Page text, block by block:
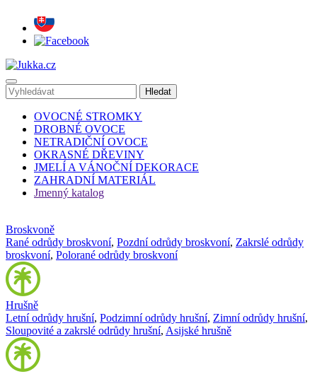
OVOCNÉ STROMKY
DROBNÉ OVOCE
NETRADIČNÍ OVOCE
OKRASNÉ DŘEVINY
JMELÍ A VÁNOČNÍ DEKORACE
ZAHRADNÍ MATERIÁL
Jmenný katalog
Broskvoně
Rané odrůdy broskvoní, Pozdní odrůdy broskvoní, Zakrslé odrůdy
broskvoní, Polorané odrůdy broskvoní
Hrušně
Letní odrůdy hrušní, Podzimní odrůdy hrušní, Zimní odrůdy hrušní,
Sloupovité a zakrslé odrůdy hrušní, Asijské hrušně